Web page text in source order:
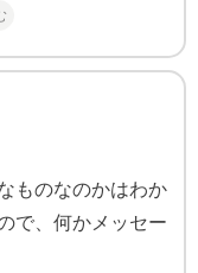
ものなのかはわか
で、何かメッセー